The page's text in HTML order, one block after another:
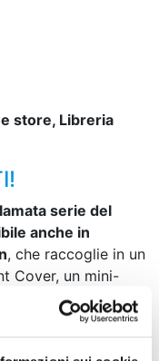
store, Libreria
serie del
anche in
, che raccoglie in un
Cover, un mini-
identificative